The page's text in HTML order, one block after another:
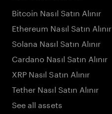
Bitcoin Nasıl Satın Alınır
Ethereum Nasıl Satın Alınır
Solana Nasıl Satın Alınır
Cardano Nasıl Satın Alınır
XRP Nasıl Satın Alınır
Tether Nasıl Satın Alınır
See all assets